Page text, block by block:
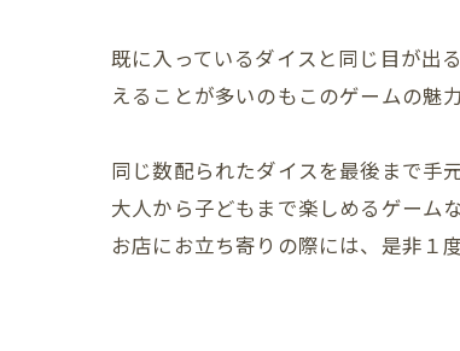
既に入っているダイスと同じ目が出
えることが多いのもこのゲームの魅
同じ数配られたダイスを最後まで手
大人から子どもまで楽しめるゲーム
お店にお立ち寄りの際には、是非１